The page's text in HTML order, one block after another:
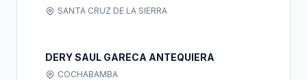
SANTA CRUZ DE LA SIERRA
DERY SAUL GARECA ANTEQUIERA
COCHABAMBA